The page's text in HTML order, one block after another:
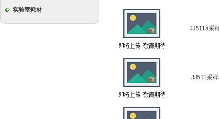
实验室耗材
JJ511a采
JJ511采